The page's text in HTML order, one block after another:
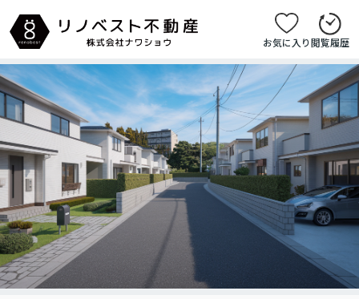
お気に入り閲覧履歴